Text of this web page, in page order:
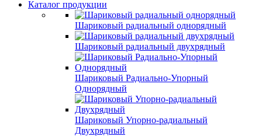
Каталог продукции
Шариковый радиальный однорядный
Шариковый радиальный двухрядный
Шариковый Радиально-Упорный
Однорядный
Шариковый Упорно-радиальный
Двухрядный